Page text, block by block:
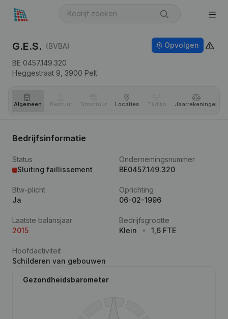
G.E.S. (BVBA)
BE 0457.149.320
Heggestraat 9, 3900 Pelt
Opvolgen
Algemeen Bestuur Structuur Locaties Tijdlijn Jaar­rekeningen
Bedrijfsinformatie
Status
Sluiting faillissement
Ondernemingsnummer
BE0457.149.320
Btw-plicht
Ja
Oprichting
06-02-1996
Laatste balansjaar
2015
Bedrijfsgrootte
Klein
1,6 FTE
Hoofdactiviteit
Schilderen van gebouwen
Gezondheidsbarometer